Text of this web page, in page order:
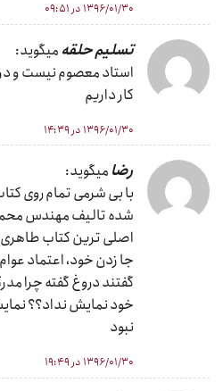
۱۳۹۶/۰۱/۳۰ در ۰۹:۵۱
تسلیم حلقه میگوید:
استاد معصوم نیست و
کار داریم
۱۳۹۶/۰۱/۳۰ در ۱۴:۳۹
رضا میگوید:
با بی شرمی تمام روی
شده تالیف مهندس
اصلی ترین کتاب
جا زدن خود، اعتماد
گفتند دروغ گفته چرا
خود نمایش نداد؟؟
نبود
۱۳۹۶/۰۱/۳۰ در ۱۹:۴۹